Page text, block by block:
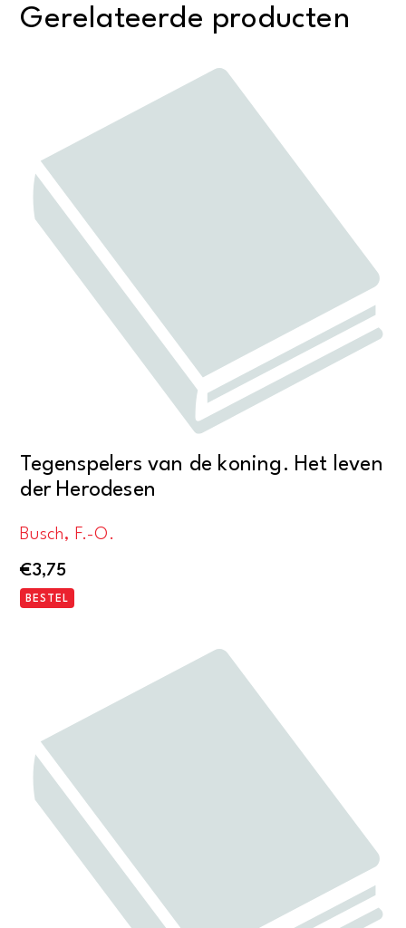
Gerelateerde producten
Tegenspelers van de koning. Het leven
der Herodesen
Busch, F.-O.
€3,75
BESTEL